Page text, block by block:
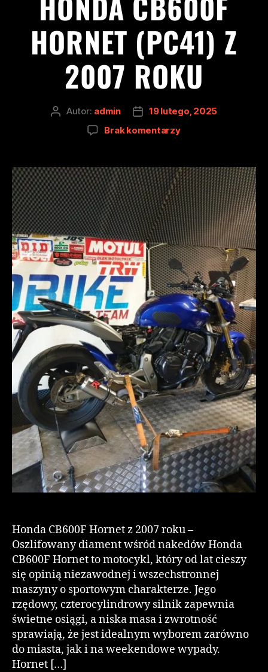
HORNET (PC41) Z
2007 ROKU
Autor: admin
19 lutego, 2025
Brak komentarzy
Honda CB600F Hornet z 2007 roku –
Oszlifowany diament wśród nakedów Honda
CB600F Hornet to motocykl, który od lat cieszy
się opinią niezawodnej i wszechstronnej
maszyny o sportowym charakterze. Jego
rzędowy, czterocylindrowy silnik zapewnia
świetne osiągi, a niska masa i zwrotność
sprawiają, że jest idealnym wyborem zarówno
do miasta, jak i na weekendowe wypady.
Hornet […]